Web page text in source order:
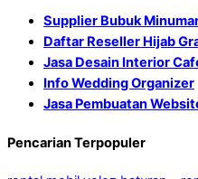
Supplier Bubuk
Daftar Reseller Hijab
Jasa Desain Interior
Info Wedding Organizer
Jasa Pembuatan
Pencarian Terpopuler